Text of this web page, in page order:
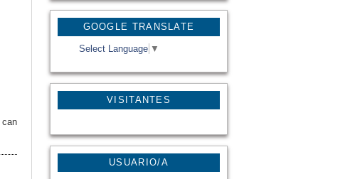
GOOGLE TRANSLATE
Select Language ▼
VISITANTES
USUARIO/A
can